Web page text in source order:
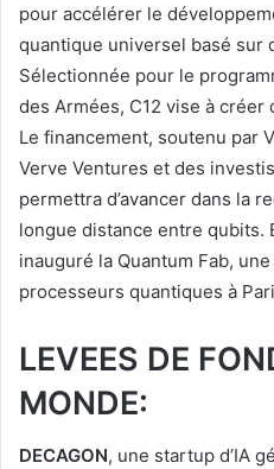
pour accélérer le
quantique universel basé sur
Sélectionnée pour le
des Armées, C12 vise à créer
Le financement, soutenu par
Verve Ventures et des
permettra d’avancer dans la
longue distance entre qubits.
inauguré la Quantum Fab,
processeurs quantiques à
LEVEES DE
MONDE:
DECAGON, une startup d’IA